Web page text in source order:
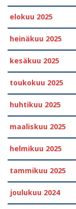
elokuu 2025
heinäkuu 2025
kesäkuu 2025
toukokuu 2025
huhtikuu 2025
maaliskuu 2025
helmikuu 2025
tammikuu 2025
joulukuu 2024